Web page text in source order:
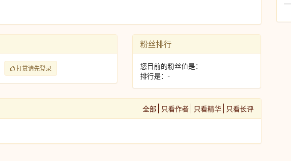
打赏请先登录
粉丝排行
您目前的粉丝值是：-
排行是：-
全部 只看作者 只看精华 只看长评